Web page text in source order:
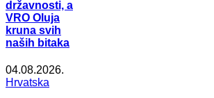
državnosti, a
VRO Oluja
kruna svih
naših bitaka
04.08.2026.
Hrvatska